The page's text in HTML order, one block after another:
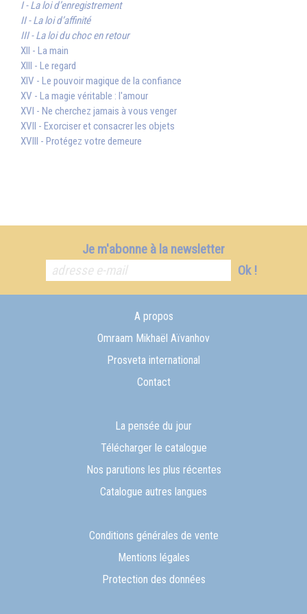
I - La loi d’enregistrement
II - La loi d’affinité
III - La loi du choc en retour
XII - La main
XIII - Le regard
XIV - Le pouvoir magique de la confiance
XV - La magie véritable : l'amour
XVI - Ne cherchez jamais à vous venger
XVII - Exorciser et consacrer les objets
XVIII - Protégez votre demeure
Je m'abonne à la newsletter
Ok !
A propos
Omraam Mikhaël Aïvanhov
Prosveta international
Contact
La pensée du jour
Télécharger le catalogue
Nos parutions les plus récentes
Catalogue autres langues
Conditions générales de vente
Mentions légales
Protection des données